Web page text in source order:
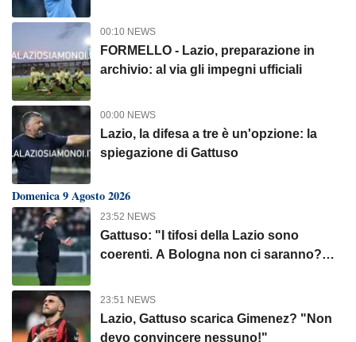
00:10 NEWS
FORMELLO - Lazio, preparazione in
archivio: al via gli impegni ufficiali
00:00 NEWS
Lazio, la difesa a tre è un'opzione: la
spiegazione di Gattuso
Domenica 9 Agosto 2026
23:52 NEWS
Gattuso: "I tifosi della Lazio sono
coerenti. A Bologna non ci saranno?
23:51 NEWS
Lazio, Gattuso scarica Gimenez? "Non
devo convincere nessuno!"